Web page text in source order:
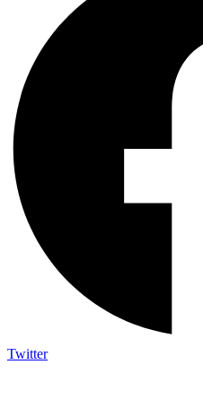
Twitter